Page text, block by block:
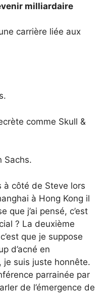
milliardaire
carrière liée aux
comme Skull &
Sachs.
à côté de Steve lors
à Hong Kong il
que j’ai pensé, c’est
? La deuxième
que je suppose
d’acné en
je suis juste honnête.
parrainée par
de l’émergence de